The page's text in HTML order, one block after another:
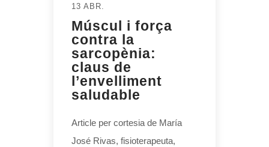
13 ABR.
Múscul i força
contra la
sarcopènia:
claus de
l’envelliment
saludable
Article per cortesia de María
José Rivas, fisioterapeuta,